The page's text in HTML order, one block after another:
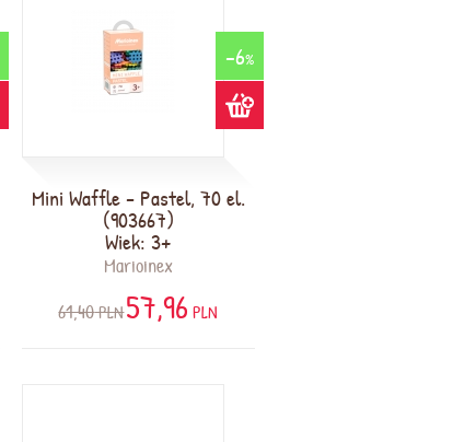
-6%
Mini Waffle - Pastel, 70 el.
(903667)
Wiek: 3+
Marioinex
61,40PLN57,96 PLN